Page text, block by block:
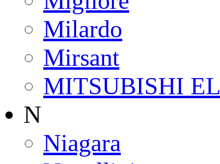
Milardo
Mirsant
MITSUBISHI
N
Niagara